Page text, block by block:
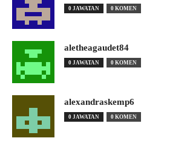
0 JAWATAN 0 KOMEN
aletheagaudet84
0 JAWATAN 0 KOMEN
alexandraskemp6
0 JAWATAN 0 KOMEN